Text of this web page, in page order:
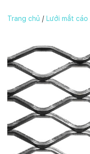
Trang chủ / Lưới mắt cáo